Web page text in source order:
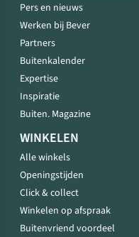
Pers en nieuws
Werken bij Bever
Partners
Buitenkalender
Expertise
Inspiratie
Buiten. Magazine
WINKELEN
Alle winkels
Openingstijden
Click & collect
Winkelen op afspraak
Buitenvriend voordeel